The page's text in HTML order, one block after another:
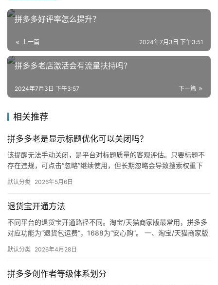
网
店
运
境
商
自
媒
区
登录 注册
拼多多好评率怎么提升？
上一篇 2024年7月3日 下午3:51
拼多多老店激活会有流量扶持吗？
下一篇
2024年7月3日 下午3:57
相关推荐
拼多多老是显示标题优化可以关闭吗？
该提醒无法手动关闭，是平台对标题质量的客观评估。只要标题不
存在违规，可点击“忽略”继续使用，但长期忽略会导致搜索权重下
默认分类 2026年5月6日
退货宝开通方法
不同平台的退货宝开通路径不同。淘宝/天猫商家版最常用，拼多多
对应功能为“退货包运费”，1688为“安心购”。 一、淘宝/天猫商家版
默认分类 2026年4月28日
拼多多创作者等级体系划分